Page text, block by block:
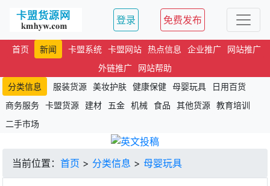
登录 免费发布
首页 新闻 卡盟系统 卡盟网站 热点信息 企业推广
网站推广
外链推广
网站帮助
分类信息
服装货源 美妆护肤 健康保健 母婴玩具
日用百货
商务服务 卡盟货源 建材 五金 机械 食品 其他货源 教育培训
二手市场
当前位置： 首页 > 分类信息 > 母婴玩具